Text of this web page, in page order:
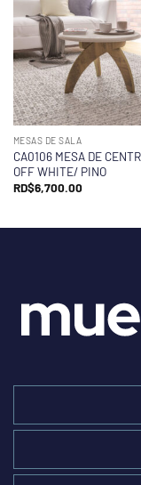
MESAS DE SALA
CA0106 MESA DE
OFF WHITE/ PINO
RD$6,700.00